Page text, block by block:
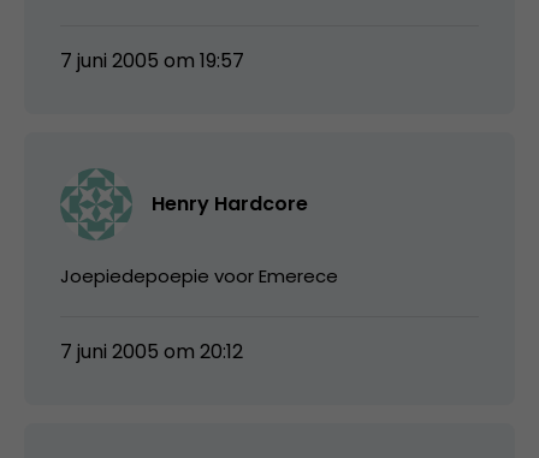
7 juni 2005 om 19:57
Henry Hardcore
Joepiedepoepie voor Emerece
7 juni 2005 om 20:12